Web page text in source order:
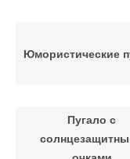
Юмористические
Пугало с